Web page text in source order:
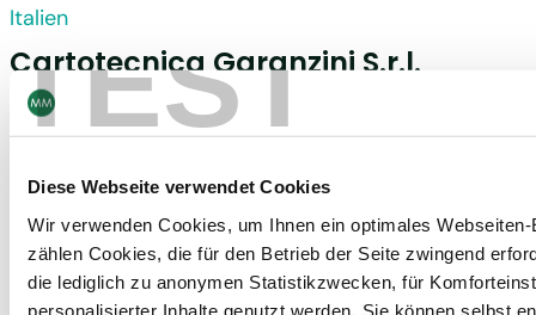
TEST
Diese Webseite verwendet Cookies
Wir verwenden Cookies, um Ihnen ein optimales
zählen Cookies, die für den Betrieb der Seite zwingend
die lediglich zu anonymen Statistikzwecken, für
personalisierter Inhalte genutzt werden. Sie können selbst
Italien
Cartotecnica Garanzini S.r.l.
Via Aurelio Saffi 21 20013 Magenta, Italy
Frankreich